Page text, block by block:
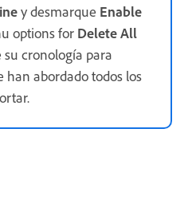
y desmarque Enable
options for Delete All
su cronología para
han abordado todos los